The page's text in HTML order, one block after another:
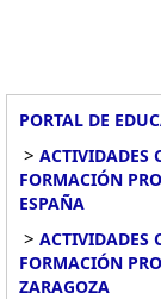
PORTAL DE
> ACTIVIDADES
FORMACIÓN
ESPAÑA
> ACTIVIDADES
FORMACIÓN
ZARAGOZA